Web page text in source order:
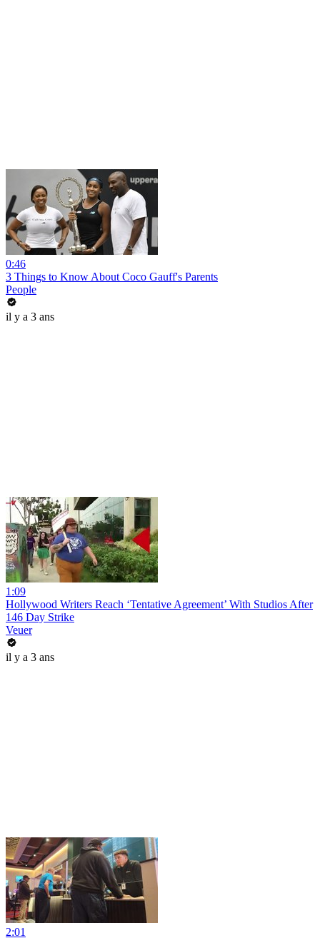
0:46
3 Things to Know About Coco Gauff's Parents
People
il y a 3 ans
1:09
Hollywood Writers Reach ‘Tentative Agreement’ With Studios After
146 Day Strike
Veuer
il y a 3 ans
2:01